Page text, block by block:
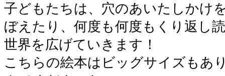
子どもたちは、穴のあいたしかけ
ぼえたり、何度も何度もくり返し
世界を広げていきます！
こちらの絵本はビッグサイズもあ